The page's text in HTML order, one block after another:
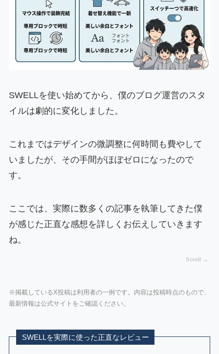
SWELLを使い始めてから、僕のブログ運営のスタ
イルは劇的に変化しました。
これまではデザインの微調整に何時間も費やして
いましたが、その手間がほぼゼロになったので
す。
ここでは、実際に数多くの記事を執筆してきた僕
が感じた正直な感想を詳しくお伝えしていきます
ね。
※掲載しているX投稿は利用者の一例です。内容は投稿時点のもので、
最新情報は公式サイトをご確認ください。
SWELLを実際に使った正直なレビュー